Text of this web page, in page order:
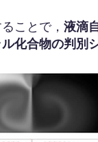
ことで， 液滴
化合物の判別